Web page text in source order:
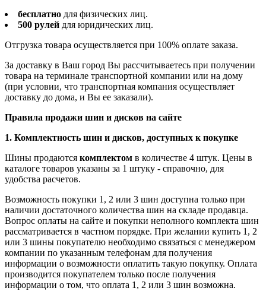
бесплатно для физических лиц.
500 рулей для юридических лиц.
Отгрузка товара осуществляется при 100% оплате заказа.
За доставку в Ваш город Вы рассчитываетесь при получении
товара на терминале транспортной компании или на дому
(при условии, что транспортная компания осуществляет
доставку до дома, и Вы ее заказали).
Правила продажи шин и дисков на сайте
1. Комплектность шин и дисков, доступных к покупке
Шины продаются комплектом в количестве 4 штук. Цены в
каталоге товаров указаны за 1 штуку - справочно, для
удобства расчетов.
Возможность покупки 1, 2 или 3 шин доступна только при
наличии достаточного количества шин на складе продавца.
Вопрос оплаты на сайте и покупки неполного комплекта шин
рассматривается в частном порядке. При желании купить 1, 2
или 3 шины покупателю необходимо связаться с менеджером
компании по указанным телефонам для получения
информации о возможности оплатить такую покупку. Оплата
производится покупателем только после получения
информации о том, что оплата 1, 2 или 3 шин возможна.